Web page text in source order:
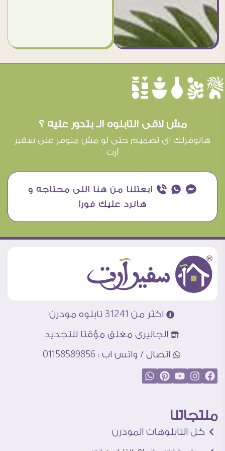
èûôçê
مش لاقى التابلوه الـ بتدور عليه ؟
هانوفرلك اى تصميم حتى لو مش متوفر على سفير
آرت
¥ ₧ ƒ ابعتلنا من هنا اللى محتاجه و
هانرد عليك فورا
اكثر من 31241 تابلوه مودرن
الجاليرى مغلق مؤقتا للتجديد
اتصال / واتس اب : 01158589856
منتجاتنا
كل التابلوهات المودرن